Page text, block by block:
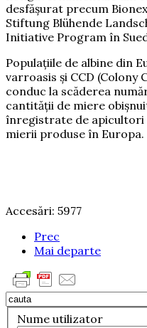
desfăşurat precum
Stiftung Blühende
Initiative Program în
Populaţiile de albine din
varroasis şi CCD (Colony
conduc la scăderea
cantităţii de miere
înregistrate de apicultori
mierii produse în Europa.
Accesări: 5977
Prec
Mai departe
Nume utilizator